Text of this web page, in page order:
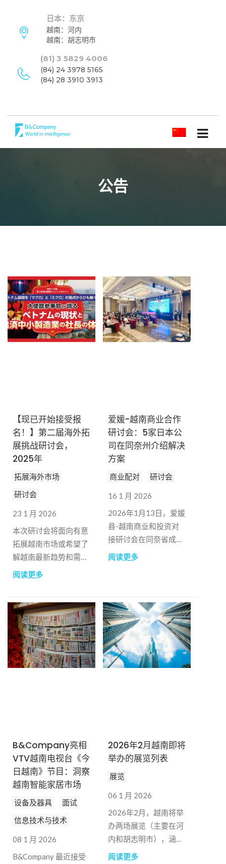
日本：东京
越南：河内
越南：胡志明市
(81) 3 5829 4006
(84) 24 3978 5165
(84) 28 3910 3913
简体中文
公告
【现已开始接受报
名！】第二届海外拓
展挑战研讨会，
2025年
拓展海外市场
研讨会
23 1 月 2026
本次研讨会将面向有意
拓展越南市场或希望了
解越南最新趋势和需求
的人士举办。
阅读更多
爱媛-越南商业合作
研讨会：5家日本公
司在同奈州介绍解决
方案
商业配对 研讨会
16 1 月 2026
2026年1月13日，爱媛
县-越南商业和投资对
接研讨会在同奈省成功
举办。
阅读更多
B&Company亮相
VTV越南电视台《今
日越南》节目：洞察
越南智能家居市场
设备及器具
面试
信息技术与技术
08 1 月 2026
B&Company 最近接受
2026年2月越南即将
举办的展览列表
展览
06 1 月 2026
2026年2月，越南将举
办两场展览（主要在河
内和胡志明市），涵盖
时尚/生活方式、服装
阅读更多